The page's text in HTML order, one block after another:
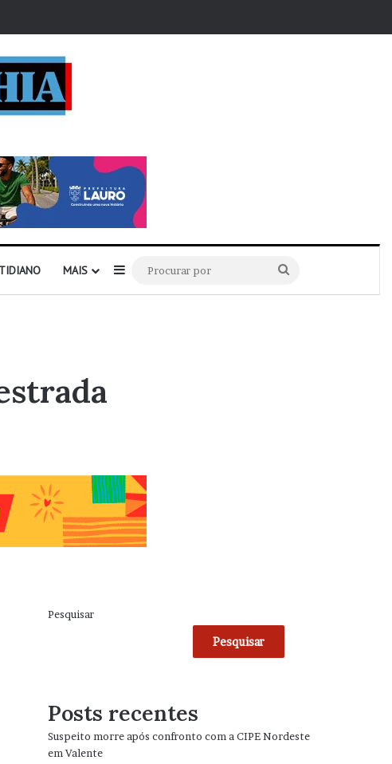
MAIS Barra Lateral
por
Pesquisar
Pesquisar
Posts recentes
Suspeito morre após confronto com a CIPE Nordeste
em Valente